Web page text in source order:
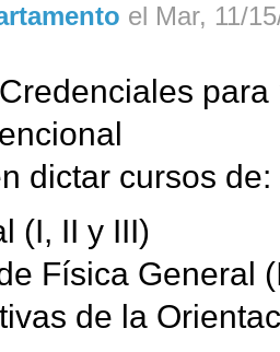
el Mar, 11/
dictar cursos de:
(I, II y III)
Física General
de la